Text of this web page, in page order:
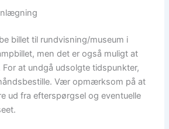
billet til rundvisning/museum i
men det er også muligt at
at undgå udsolgte tidspunkter,
Vær opmærksom på at
ud fra efterspørgsel og eventuelle